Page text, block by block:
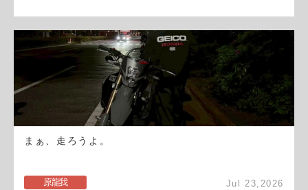
まぁ、走ろうよ。
原龍我 Jul 23,2026